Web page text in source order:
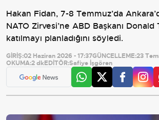
Hakan Fidan, 7-8 Temmuz’da
NATO Zirvesi’ne ABD Başkanı Donald
katılmayı planladığını söyledi.
GİRİŞ:02 Haziran 2026 - 17:37GÜNCELLEME:23
OKUMA:2 dkEDİTÖR:Safiye İşgören